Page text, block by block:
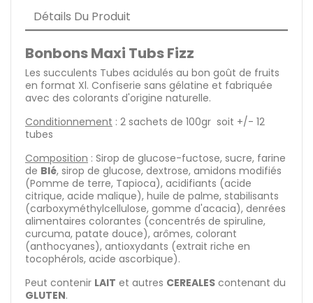
Détails Du Produit
Bonbons Maxi Tubs Fizz
Les succulents Tubes acidulés au bon goût de fruits
en format Xl. Confiserie sans gélatine et fabriquée
avec des colorants d'origine naturelle.
Conditionnement : 2 sachets de 100gr soit +/- 12
tubes
Composition : Sirop de glucose-fuctose, sucre, farine
de Blé, sirop de glucose, dextrose, amidons modifiés
(Pomme de terre, Tapioca), acidifiants (acide
citrique, acide malique), huile de palme, stabilisants
(carboxyméthylcellulose, gomme d'acacia), denrées
alimentaires colorantes (concentrés de spiruline,
curcuma, patate douce), arômes, colorant
(anthocyanes), antioxydants (extrait riche en
tocophérols, acide ascorbique).
Peut contenir LAIT et autres CEREALES contenant du
GLUTEN.